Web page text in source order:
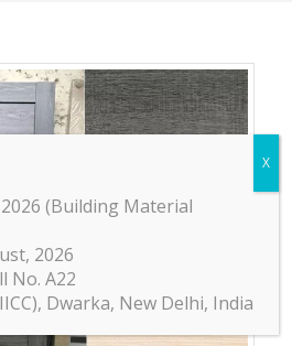
(Building Material
2026
No. A22
Dwarka, New Delhi, India